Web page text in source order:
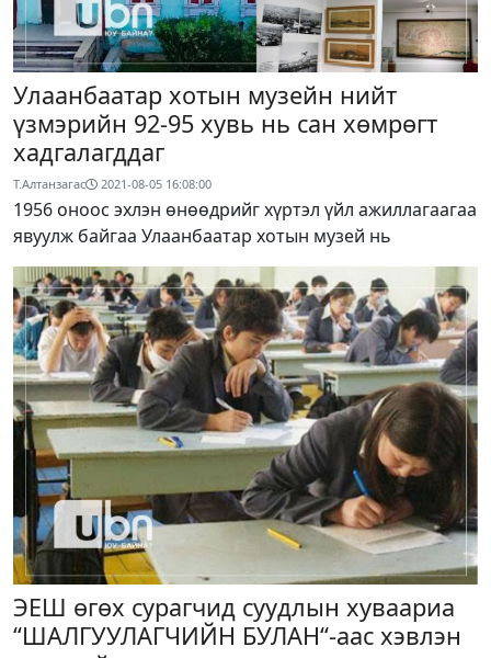
Улаанбаатар хотын музейн нийт
үзмэрийн 92-95 хувь нь сан хөмрөгт
хадгалагддаг
Т.Алтанзагас 2021-08-05 16:08:00
1956 оноос эхлэн өнөөдрийг хүртэл үйл ажиллагаагаа
явуулж байгаа Улаанбаатар хотын музей нь
ЭЕШ өгөх сурагчид суудлын хуваариа
“ШАЛГУУЛАГЧИЙН БУЛАН“-аас хэвлэн